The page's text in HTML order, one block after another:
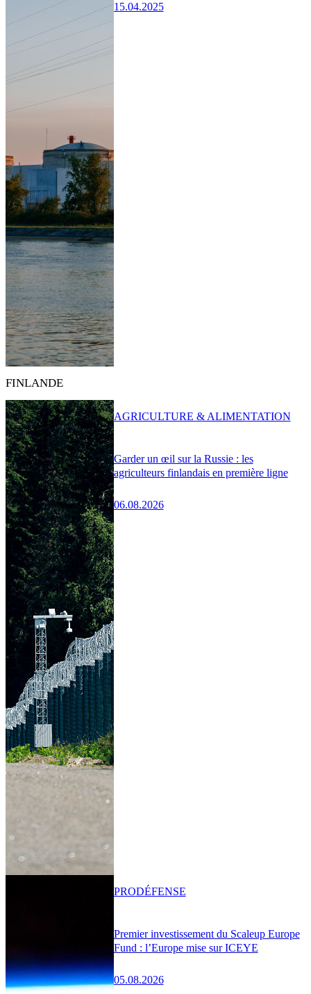
15.04.2025
FINLANDE
Garder un œil sur la Russie : les
agriculteurs finlandais en première ligne
06.08.2026
AGRICULTURE & ALIMENTATION
Premier investissement du Scaleup Europe
Fund : l’Europe mise sur ICEYE
05.08.2026
PRODÉFENSE